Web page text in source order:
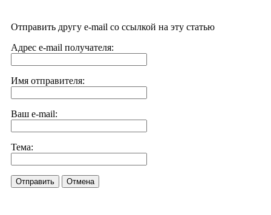
Отправить другу e-mail со ссылкой на эту статью
Адрес e-mail получателя:
Имя отправителя:
Ваш e-mail:
Тема:
Отправить Отмена